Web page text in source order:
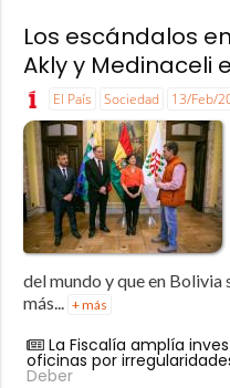
Los escándalos
Akly y Medinaceli
El País Sociedad 13/Feb/
del mundo y que en Bolivia
más... + más
La Fiscalía amplía
oficinas por
Deber